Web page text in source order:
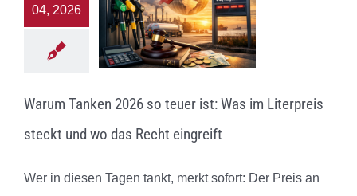
04, 2026
Warum Tanken 2026 so teuer ist: Was im Literpreis
steckt und wo das Recht eingreift
Wer in diesen Tagen tankt, merkt sofort: Der Preis an